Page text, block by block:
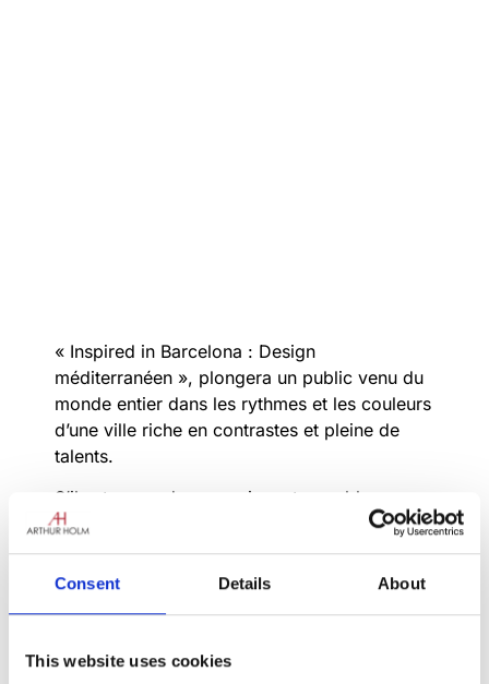
Consent Details About
This website uses cookies
« Inspired in Barcelona : Design
méditerranéen », plongera un public venu du
monde entier dans les rythmes et les couleurs
d’une ville riche en contrastes et pleine de
talents.
S’il est un rendez-vous incontournable pour
tout designer ou toute entreprise liée au
design, c’est bien celui qui se tient à Milan
chaque année au mois d’avril. Certains diront
de fait, cette ville italienne organise deux de